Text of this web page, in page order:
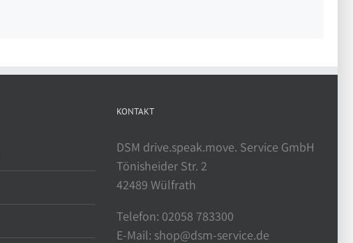
KONTAKT
DSM drive.speak.move. Service GmbH
Tönisheider Str. 2
42489 Wülfrath
Telefon: 02058 783300
E-Mail: shop@dsm-service.de